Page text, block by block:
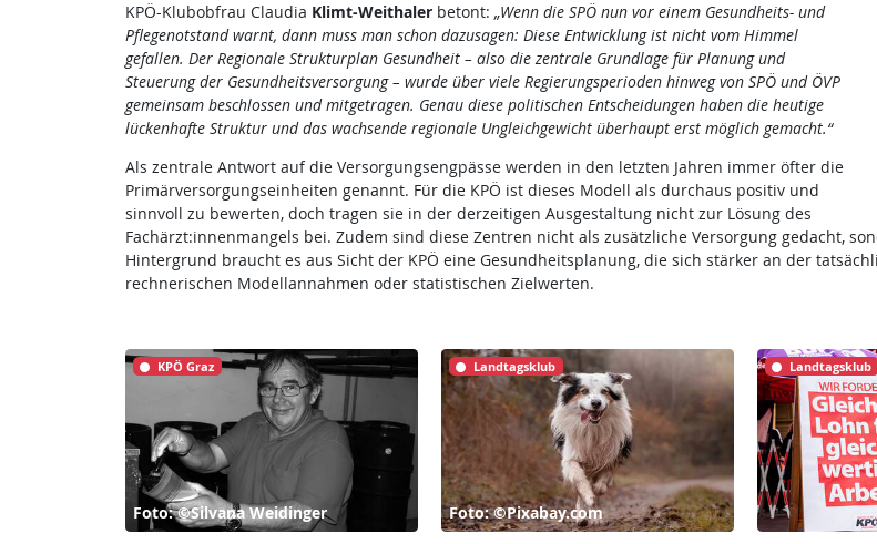
KPÖ-Klubobfrau Claudia Klimt-Weithaler betont: „Wenn die SPÖ nun vor einem Gesundheits- und
Pflegenotstand warnt, dann muss man schon dazusagen: Diese Entwicklung ist nicht vom Himmel
gefallen. Der Regionale Strukturplan Gesundheit – also die zentrale Grundlage für Planung und
Steuerung der Gesundheitsversorgung – wurde über viele Regierungsperioden hinweg von SPÖ und ÖVP
gemeinsam beschlossen und mitgetragen. Genau diese politischen Entscheidungen haben die heutige
lückenhafte Struktur und das wachsende regionale Ungleichgewicht überhaupt erst möglich gemacht.“
Als zentrale Antwort auf die Versorgungsengpässe werden in den letzten Jahren immer öfter die
Primärversorgungseinheiten genannt. Für die KPÖ ist dieses Modell als durchaus positiv und
sinnvoll zu bewerten, doch tragen sie in der derzeitigen Ausgestaltung nicht zur Lösung des
Fachärzt:innenmangels bei. Zudem sind diese Zentren nicht als zusätzliche Versorgung gedacht,
Hintergrund braucht es aus Sicht der KPÖ eine Gesundheitsplanung, die sich stärker an der
rechnerischen Modellannahmen oder statistischen Zielwerten.
KPÖ Graz
Foto: ©Silvana Weidinger
Landtagsklub
Foto: ©Pixabay.com
Landtagsklub